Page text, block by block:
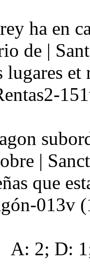
ha en
de |
lugares
|
que
013v
A: 2; D: